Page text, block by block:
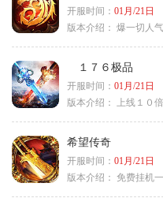
开服时间： 01月/21日
版本介绍： 爆一切人
１７６极品
开服时间： 01月/21日
版本介绍：
上线１０
希望传奇
开服时间： 01月/21日
版本介绍： 免费挂机